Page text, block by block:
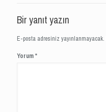
Bir yanıt yazın
E-posta adresiniz yayınlanmayacak.
Yorum*